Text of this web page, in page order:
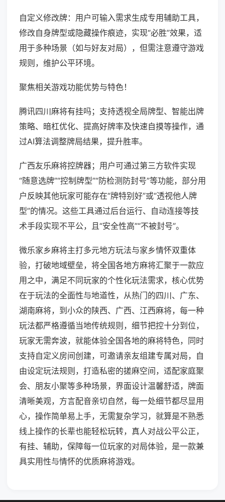
自定义修改牌：用户可输入需求生成专用辅助工具，
修改自身牌型或隐藏操作痕迹，实现“必胜”效果，适
用于多种场景（如与好友对局），但需注意遵守游戏
规则，维护公平环境。
聚焦相关游戏功能优势与特色！
腾讯四川麻将有挂吗；支持透视全局牌型、智能出牌
策略、暗杠优化、提高好牌率及快速自摸等操作，通
过AI算法调整牌局结果，提升胜率。
广西友乐麻将控牌器；用户可通过第三方软件实现
“随意选牌”“控制牌型”“防检测防封号”等功能，部分用
户反映其他玩家可能存在“牌特别好”或“透视他人牌
型”的情况。这些工具通过后台运行、自动连接等技
术手段实现不平公，且“安全性高”“不被封号”。
微乐家乡麻将主打多元地方玩法与家乡情怀双重体
验，打破地域壁垒，将全国各地方麻将汇聚于一款应
用之中，满足不同玩家的个性化玩法需求，核心优势
在于玩法的全面性与地道性，从热门的四川、广东、
湖南麻将，到小众的陕西、广西、江西麻将，每一种
玩法都严格遵循当地传统规则，细节把控十分到位，
玩家无需奔波，就能体验全国各地的麻将特色，同时
支持自定义房间创建，可邀请亲友组建专属对局，自
由设定玩法规则，打造私密的搓麻空间，适配家庭聚
会、朋友小聚等多种场景，界面设计温馨舒适，牌面
清晰美观，方言配音亲切自然，每一处细节都尽显用
心，操作简单易上手，无需复杂学习，就算是不熟悉
线上操作的长辈也能轻松玩转，真人对战公平公正，
有挂、辅助，保障每一位玩家的对局体验，是一款兼
具实用性与情怀的优质麻将游戏。